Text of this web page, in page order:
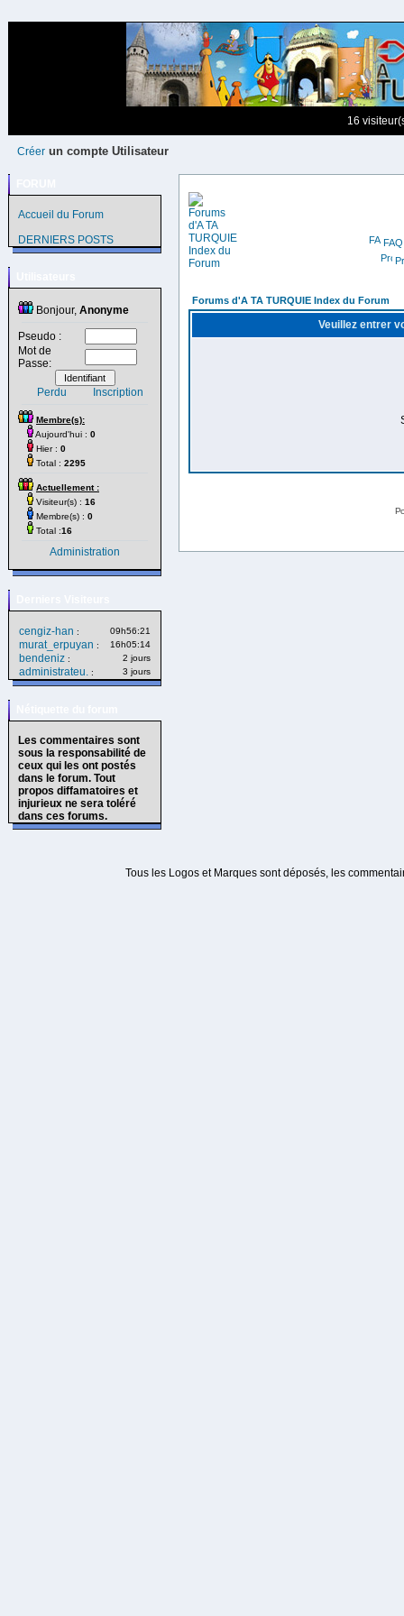
16
Créer un compte Utilisateur
Accueil du Forum
DERNIERS POSTS
Bonjour, Anonyme
Pseudo :
Mot de
Passe:
Perdu Inscription
Membre(s):
Aujourd'hui : 0
Hier : 0
Total : 2295
Actuellement :
Visiteur(s) : 16
Membre(s) : 0
Total :16
Administration
cengiz-han : 09h56:21
murat_erpuyan : 16h05:14
bendeniz : 2 jours
administrateu. : 3 jours
Les commentaires sont
sous la responsabilité de
ceux qui les ont postés
dans le forum. Tout
propos diffamatoires et
injurieux ne sera toléré
dans ces forums.
FAQ
Forums d'A TA TURQUIE Index du Forum
Veuillez entrer
Tous les Logos et Marques sont déposés, les